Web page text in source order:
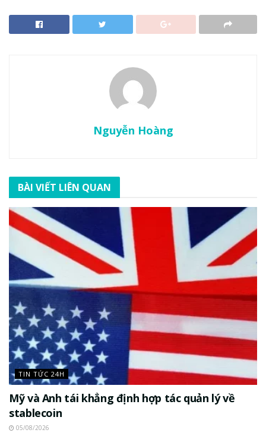
Nguyễn Hoàng
BÀI VIẾT LIÊN QUAN
TIN TỨC 24H
Mỹ và Anh tái khẳng định hợp tác quản lý về
stablecoin
05/08/2026